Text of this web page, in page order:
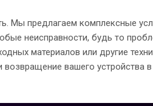
Мы предлагаем комплексные
неисправности, будь то
материалов или другие
возвращение вашего устройства